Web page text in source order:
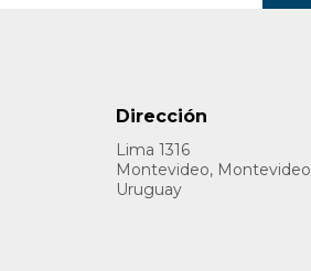
Dirección
Lima 1316
Montevideo, Montevideo
Uruguay